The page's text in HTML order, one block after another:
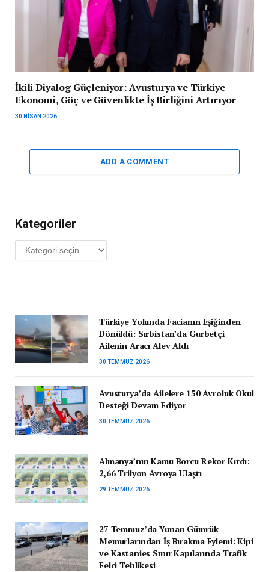
İkili Diyalog Güçleniyor: Avusturya ve Türkiye
Ekonomi, Göç ve Güvenlikte İş Birliğini Artırıyor
30 NISAN 2026
ADD A COMMENT
Kategoriler
Kategoriler
Türkiye Yolunda Facianın Eşiğinden
Dönüldü: Sırbistan’da Gurbetçi
Ailenin Aracı Alev Aldı
30 TEMMUZ 2026
Avusturya’da Ailelere 150 Avroluk Okul
Desteği Devam Ediyor
30 TEMMUZ 2026
Almanya’nın Kamu Borcu Rekor Kırdı:
2,66 Trilyon Avroya Ulaştı
29 TEMMUZ 2026
27 Temmuz’da Yunan Gümrük
Memurlarından İş Bırakma Eylemi: Kipi
ve Kastanies Sınır Kapılarında Trafik
Felci Tehlikesi